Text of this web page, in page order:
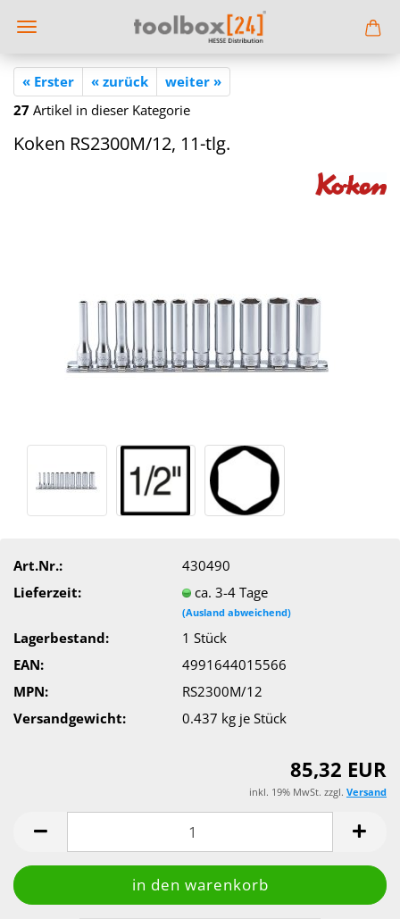
« Erster « zurück
weiter »
27 Artikel in dieser Kategorie
Koken RS2300M/12, 11-​tlg.
Art.Nr.:
430490
Lieferzeit:
ca. 3-4 Tage
(Ausland abweichend)
Lagerbestand: 1Stück
EAN:
4991644015566
MPN:
RS2300M/12
Versandgewicht:
0.437 kg je Stück
85,32 EUR
inkl. 19% MwSt. zzgl. Versand